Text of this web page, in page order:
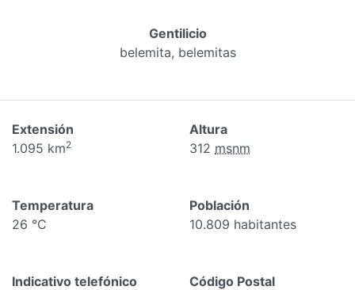
Gentilicio
belemita, belemitas
Extensión
1.095 km2
Altura
312 msnm
Temperatura
26 °C
Población
10.809 habitantes
Indicativo telefónico
Código Postal